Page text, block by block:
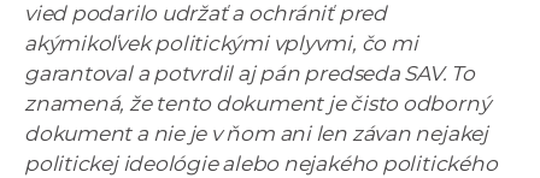
vied podarilo udržať a ochrániť pred
akýmikoľvek politickými vplyvmi, čo mi
garantoval a potvrdil aj pán predseda SAV. To
znamená, že tento dokument je čisto odborný
dokument a nie je v ňom ani len závan nejakej
politickej ideológie alebo nejakého politického